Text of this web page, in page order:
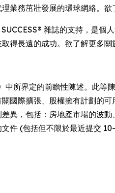
理業務茁壯發展的環球網絡
雜誌的支持，是
得長遠的成功。欲了解更多關
所界定的前瞻性陳述。此
國際擴張、股權擁有計劃的
異，包括：房地產市場的波
件 (包括但不限於最近提交